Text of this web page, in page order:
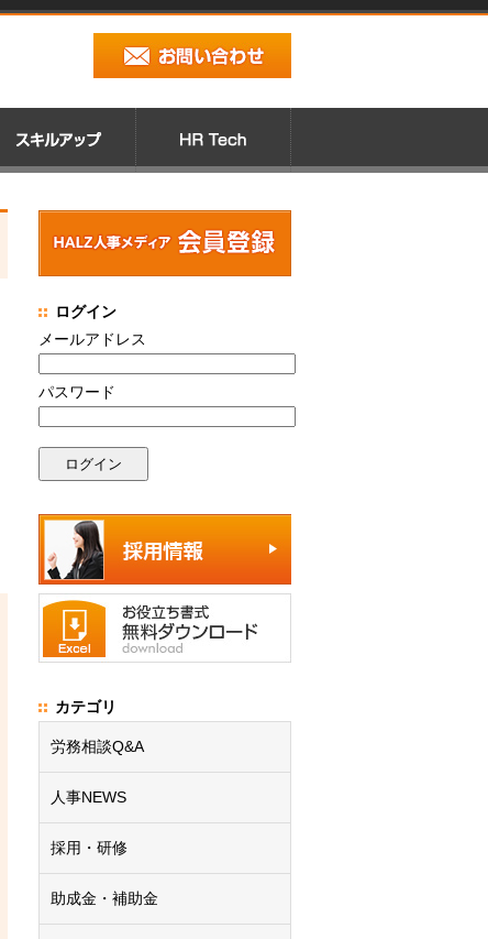
ログイン
メールアドレス
パスワード
カテゴリ
労務相談Q&A
人事NEWS
採用・研修
助成金・補助金